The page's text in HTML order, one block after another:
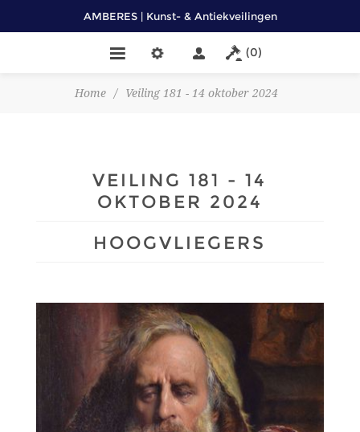
AMBERES | Kunst- & Antiekveilingen
(0)
Home / Veiling 181 - 14 oktober 2024
VEILING 181 - 14
OKTOBER 2024
HOOGVLIEGERS